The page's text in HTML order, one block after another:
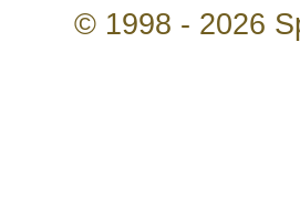
© 1998 - 2026